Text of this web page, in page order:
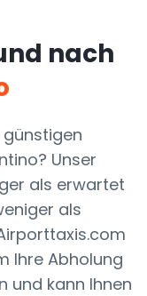
nach
günstigen
Unser
als erwartet
als
Ihre Abholung
und kann Ihnen